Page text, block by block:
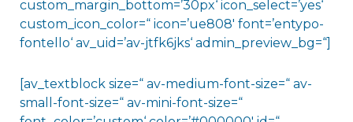
custom_margin_bottom=’30px‘ icon_select=’yes‘
custom_icon_color=“ icon=’ue808′ font=’entypo-
fontello‘ av_uid=’av-jtfk6jks‘ admin_preview_bg=“]
[av_textblock size=“ av-medium-font-size=“ av-
small-font-size=“ av-mini-font-size=“